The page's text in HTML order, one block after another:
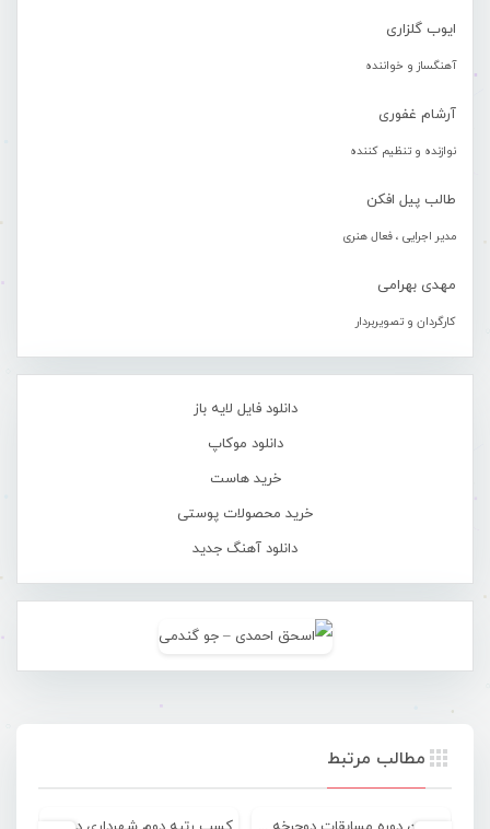
ایوب گلزاری
آهنگساز و خواننده
آرشام غفوری
نوازنده و تنظیم کننده
طالب پیل افکن
مدیر اجرایی ، فعال هنری
مهدی بهرامی
کارگردان و تصویربردار
دانلود فایل لایه باز
دانلود موکاپ
خرید هاست
خرید محصولات پوستی
دانلود آهنگ جدید
مطالب مرتبط